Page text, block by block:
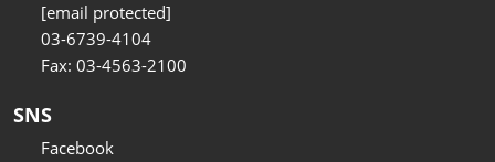
[email protected]
03-6739-4104
Fax: 03-4563-2100
SNS
Facebook